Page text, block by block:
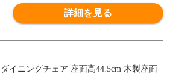
詳細を見る
ダイニングチェア 座面高44.5cm 木製座面